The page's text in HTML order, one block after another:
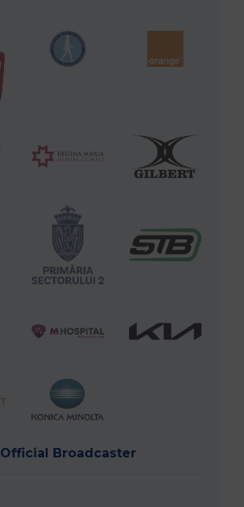
Official Broadcaster